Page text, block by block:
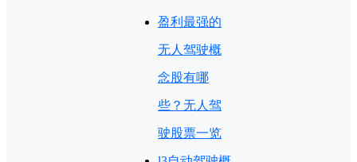
盈利最强的
无人驾驶概
念股有哪
些？无人驾
驶股票一览